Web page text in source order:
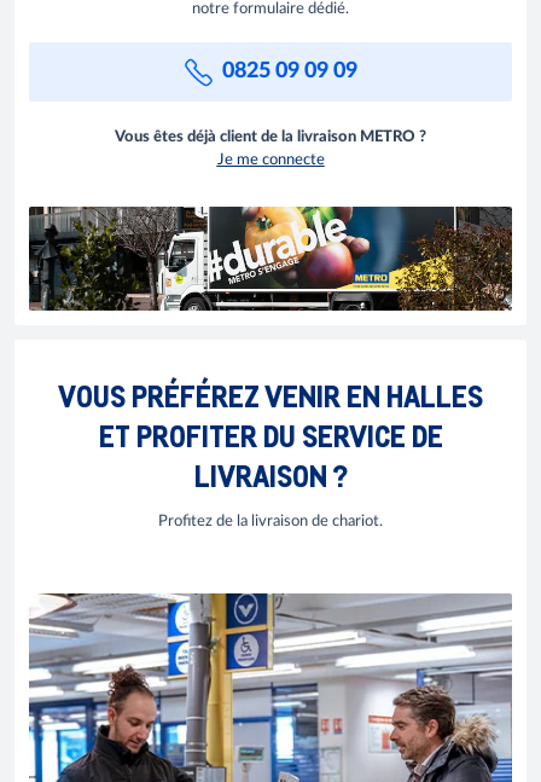
notre formulaire dédié.
0825 09 09 09
Vous êtes déjà client de la livraison METRO ?
Je me connecte
VOUS PRÉFÉREZ VENIR EN HALLES
ET PROFITER DU SERVICE DE
LIVRAISON ?
Profitez de la livraison de chariot.